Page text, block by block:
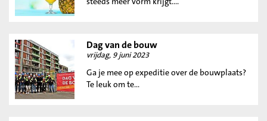
Dag van de bouw
vrijdag, 9 juni 2023
Ga je mee op expeditie over de bouwplaats?
Te leuk om te...